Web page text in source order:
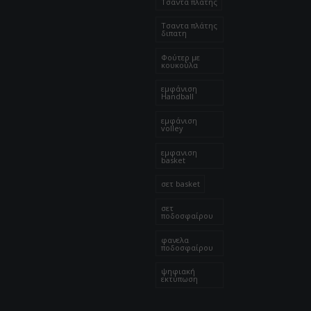
Τσαντα πλάτης
διπατη
Φούτερ με
κουκούλα
εμφάνιση
Handball
εμφάνιση
volley
εμφανιση
basket
σετ basket
σετ
ποδοσφαίρου
φανελα
ποδοσφαίρου
ψηφιακή
εκτύπωση